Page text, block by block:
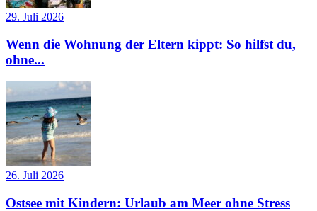
29. Juli 2026
Wenn die Wohnung der Eltern kippt: So hilfst du,
ohne...
26. Juli 2026
Ostsee mit Kindern: Urlaub am Meer ohne Stress